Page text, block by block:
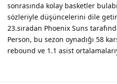
sonrasında kolay basketler
sözleriyle düşüncelerini dile
23.sıradan Phoenix Suns
Person, bu sezon oynadığı 58
rebound ve 1.1 asist